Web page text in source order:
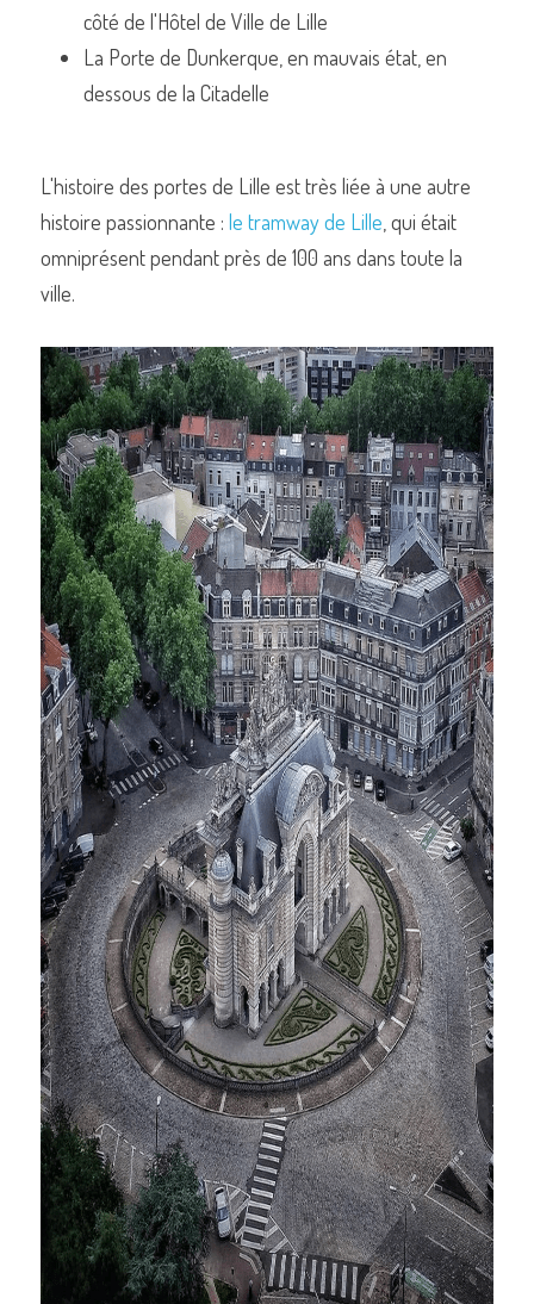
côté de l'Hôtel de Ville de Lille
La Porte de Dunkerque, en mauvais état, en
dessous de la Citadelle
L'histoire des portes de Lille est très liée à une autre
histoire passionnante : le tramway de Lille , qui était
omniprésent pendant près de 100 ans dans toute la
ville.